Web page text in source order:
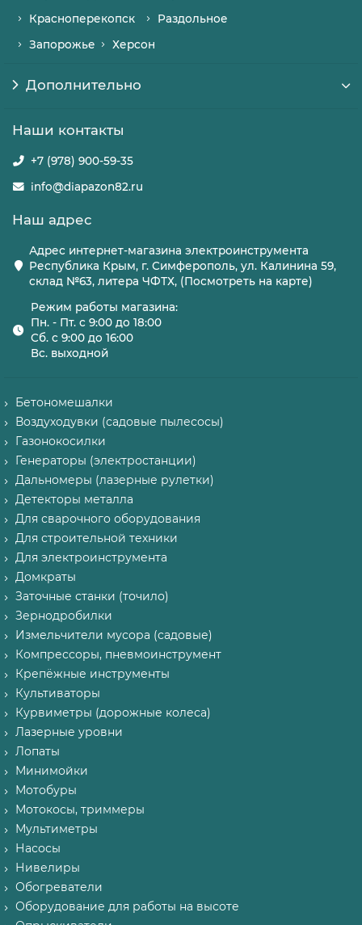
Красноперекопск
Раздольное
Запорожье
Херсон
Дополнительно
Наши контакты
+7 (978) 900-59-35
info@diapazon82.ru
Наш адрес
Адрес интернет-магазина электроинструмента
Республика Крым, г. Симферополь, ул. Калинина 59,
склад №63, литера ЧФТХ, (Посмотреть на карте)
Режим работы магазина:
Пн. - Пт. с 9:00 до 18:00
Сб. с 9:00 до 16:00
Вс. выходной
Бетономешалки
Воздуходувки (садовые пылесосы)
Газонокосилки
Генераторы (электростанции)
Дальномеры (лазерные рулетки)
Детекторы металла
Для сварочного оборудования
Для строительной техники
Для электроинструмента
Домкраты
Заточные станки (точило)
Зернодробилки
Измельчители мусора (садовые)
Компрессоры, пневмоинструмент
Крепёжные инструменты
Культиваторы
Курвиметры (дорожные колеса)
Лазерные уровни
Лопаты
Минимойки
Мотобуры
Мотокосы, триммеры
Мультиметры
Насосы
Нивелиры
Обогреватели
Оборудование для работы на высоте